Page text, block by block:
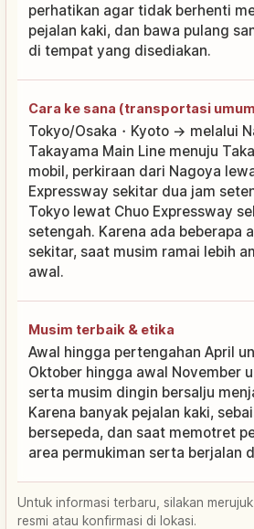
perhatikan agar tidak berhenti
pejalan kaki, dan bawa pulang
di tempat yang disediakan.
Cara ke sana (transportasi
Tokyo/Osaka・Kyoto → melalui
Takayama Main Line menuju
mobil, perkiraan dari Nagoya
Expressway sekitar dua jam
Tokyo lewat Chuo Expressway
setengah. Karena ada beberapa
sekitar, saat musim ramai lebih
awal.
Musim terbaik & etika
Awal hingga pertengahan April
Oktober hingga awal November
serta musim dingin bersalju
Karena banyak pejalan kaki,
bersepeda, dan saat memotret
area permukiman serta berjalan
Untuk informasi terbaru, silakan
resmi atau konfirmasi di lokasi.